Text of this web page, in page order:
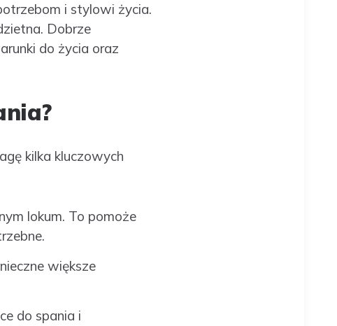
i stylowi życia.
Dobrze
do życia oraz
kilka kluczowych
lokum. To pomoże
większe
do spania i